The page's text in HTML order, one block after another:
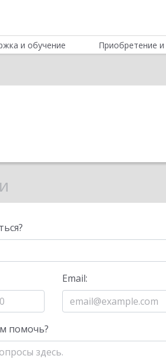
и обучение Приобретение и
Email:
помочь?